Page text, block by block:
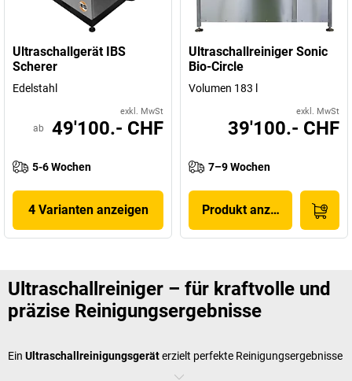
Ultraschallgerät IBS
Scherer
Edelstahl
exkl. MwSt
ab 49'100.- CHF
5-6 Wochen
4 Varianten anzeigen
Ultraschallreiniger Sonic
Bio-Circle
Volumen 183 l
exkl. MwSt
39'100.- CHF
7–9 Wochen
Produkt anzeigen
Ultraschallreiniger – für kraftvolle und
präzise Reinigungsergebnisse
Ein Ultraschallreinigungsgeräterzielt perfekte Reinigungsergebnisse
durch die Erzeugung von Schallwellen, die im Wasserbad